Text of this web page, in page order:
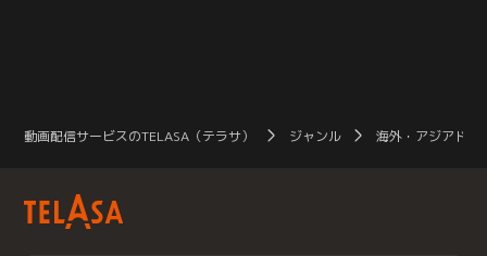
動画配信サービスのTELASA（テラサ） ジャンル 海外・アジアドラ